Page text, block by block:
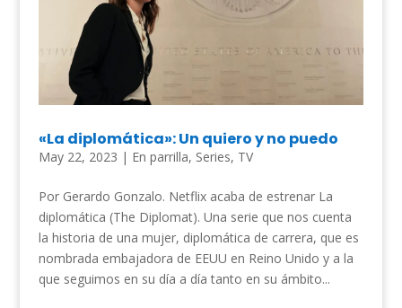
«La diplomática»: Un quiero y no puedo
May 22, 2023 | En parrilla, Series, TV
Por Gerardo Gonzalo. Netflix acaba de estrenar La
diplomática (The Diplomat). Una serie que nos cuenta
la historia de una mujer, diplomática de carrera, que es
nombrada embajadora de EEUU en Reino Unido y a la
que seguimos en su día a día tanto en su ámbito...